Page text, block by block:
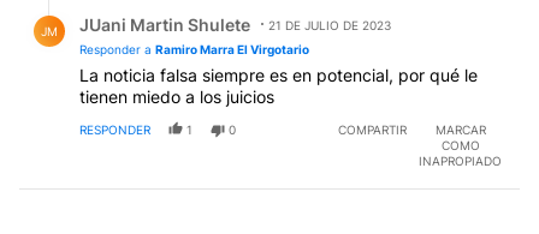
JM JUani Martin Shulete
21 DE JULIO DE 2023
Responder a Ramiro Marra El Virgotario
La noticia falsa siempre es en potencial, por qué le
tienen miedo a los juicios
RESPONDER 1 0 COMPARTIR
MARCAR
COMO
INAPROPIADO